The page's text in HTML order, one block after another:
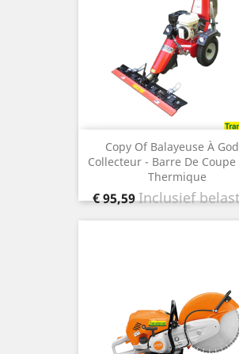
Copy Of Balayeuse À
Collecteur - Barre De Coupe
Thermique
Prijs
€ 95,59Inclusief